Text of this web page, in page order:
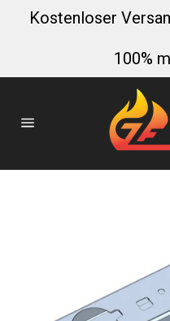
DirektKostenloser
100%
Seitennavigation